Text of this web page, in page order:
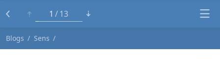
1 13
Blogs Sens